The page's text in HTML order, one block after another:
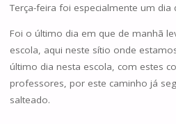
Terça-feira foi especialmente um dia
Foi o último dia em que de manhã
escola, aqui neste sítio onde
último dia nesta escola, com estes
professores, por este caminho já
salteado.